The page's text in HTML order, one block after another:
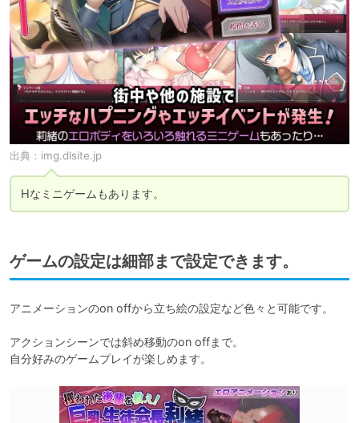
出典： img.dlsite.jp
Hなミニゲームもあります。
ゲームの設定は細部まで設定できます。
アニメーションのon offから立ち絵の設定など色々と可能です。
アクションシーンでは斜め移動のon offまで。
自分好みのゲームプレイが楽しめます。